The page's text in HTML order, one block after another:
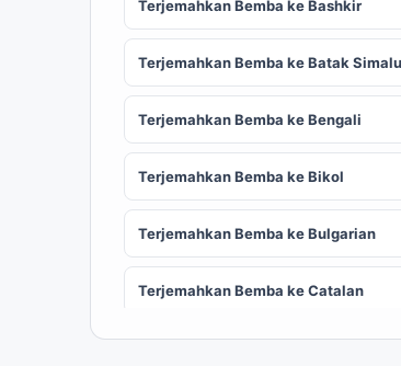
Terjemahkan Bemba ke Bashkir
Terjemahkan Bemba ke Batak
Terjemahkan Bemba ke Bengali
Terjemahkan Bemba ke Bikol
Terjemahkan Bemba ke Bulgarian
Terjemahkan Bemba ke Catalan